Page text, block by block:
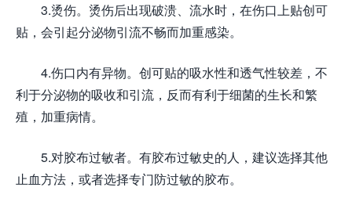
3.烫伤。烫伤后出现破溃、流水时，在伤口上贴创可
贴，会引起分泌物引流不畅而加重感染。
4.伤口内有异物。创可贴的吸水性和透气性较差，不
利于分泌物的吸收和引流，反而有利于细菌的生长和繁
殖，加重病情。
5.对胶布过敏者。有胶布过敏史的人，建议选择其他
止血方法，或者选择专门防过敏的胶布。